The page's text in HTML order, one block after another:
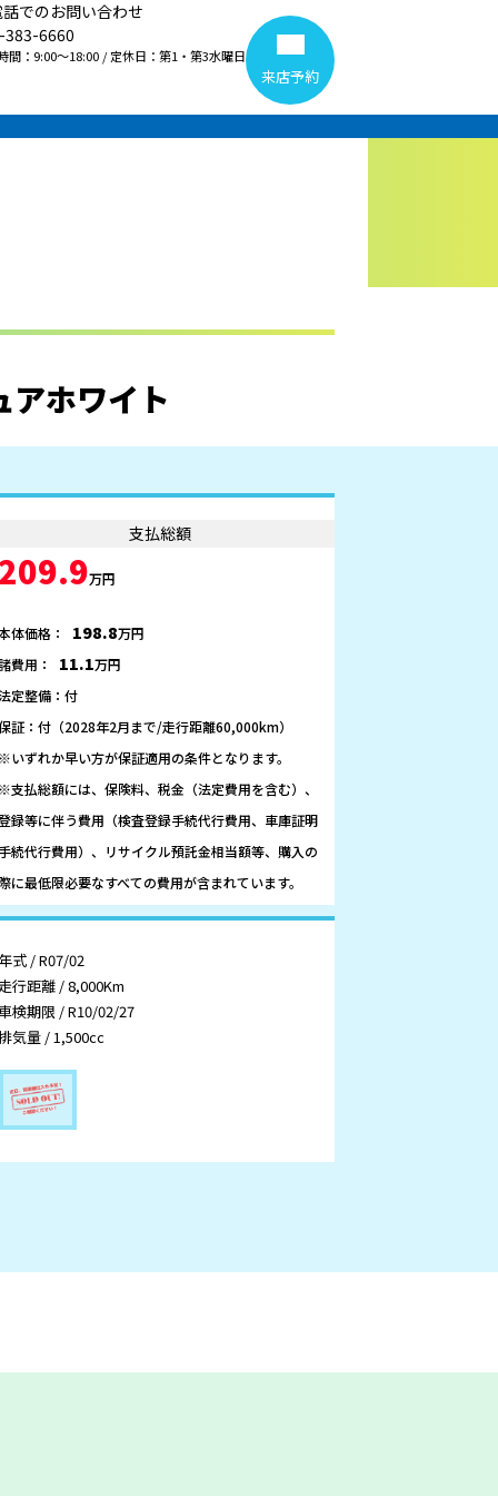
でのお問い合わせ
383-6660
間：9:00～18:00 / 定休日：第1・第3水曜日
来店予約
ホワイト
支払総額
万円
体価格： 198.8万円
費用：
11.1万円
定整備：付
証：付（2028年2月まで/走行距離60,000km）
いずれか早い方が保証適用の条件となります。
支払総額には、保険料、税金（法定費用を含む）、
録等に伴う費用（検査登録手続代行費用、車庫証明
続代行費用）、リサイクル預託金相当額等、購入の
に最低限必要なすべての費用が含まれています。
式 / R07/02
行距離 / 8,000Km
検期限 / R10/02/27
気量 / 1,500cc